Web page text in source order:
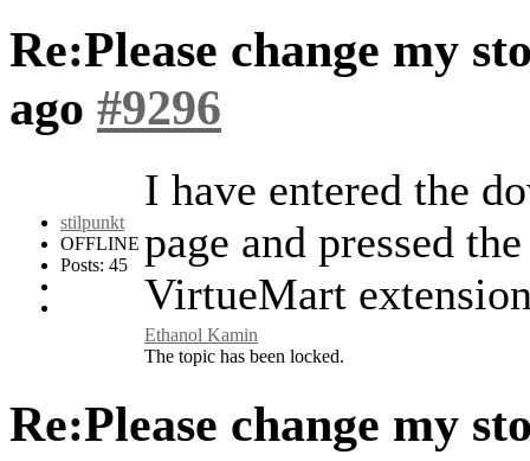
Re:Please change my
ago #9296
stilpunkt
OFFLINE
Posts: 45
I have entered the
page and pressed
VirtueMart
Ethanol Kamin
The topic has been locked.
Re:Please change my